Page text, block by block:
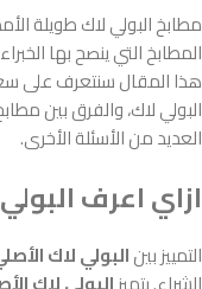
مطابخ البولي لاك طويلة
المطابخ التي ينصح بها
البولي لاك، والفرق بين
العديد من الأسئلة الأخرى.
ازاي اعرف
التمييز بينالبولي لاك